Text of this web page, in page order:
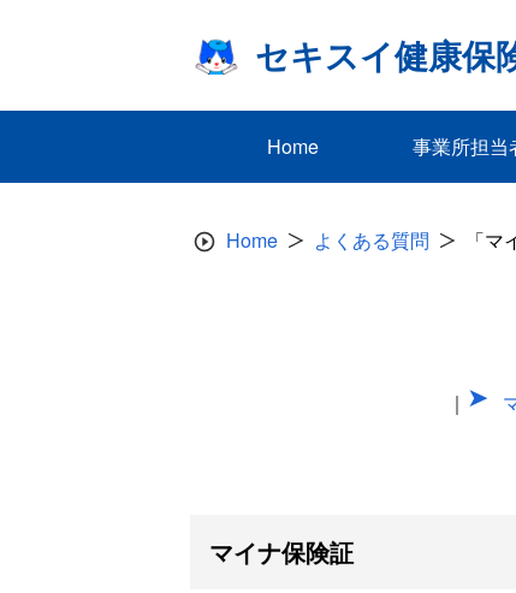
セキスイ健康保
Home 事業所担当
Home よくある質問 「
｜
マイナ保険証